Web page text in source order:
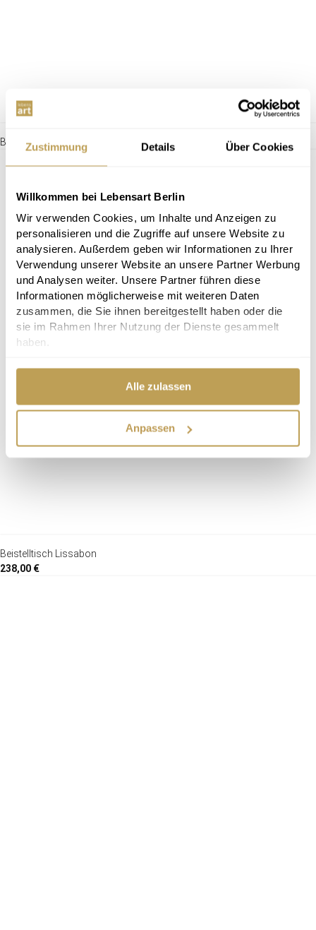
Zustimmung Details Über Cookies
Willkommen bei Lebensart Berlin
Wir verwenden Cookies, um Inhalte und Anzeigen zu
personalisieren und die Zugriffe auf unsere Website zu
analysieren. Außerdem geben wir Informationen zu Ihrer
Verwendung unserer Website an unsere Partner Werbung
und Analysen weiter. Unsere Partner führen diese
Informationen möglicherweise mit weiteren Daten
zusammen, die Sie ihnen bereitgestellt haben oder die
sie im Rahmen Ihrer Nutzung der Dienste gesammelt
haben.
Alle zulassen
Anpassen
Beistelltisch Giro von Sangiacomo
Beistelltisch Lissabon
238,00 €